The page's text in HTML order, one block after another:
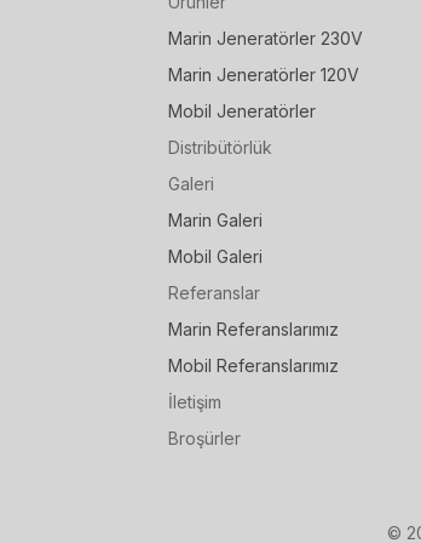
Marin Jeneratörler 230V
Marin Jeneratörler 120V
Mobil Jeneratörler
Distribütörlük
Galeri
Marin Galeri
Mobil Galeri
Referanslar
Marin Referanslarımız
Mobil Referanslarımız
İletişim
Broşürler
©